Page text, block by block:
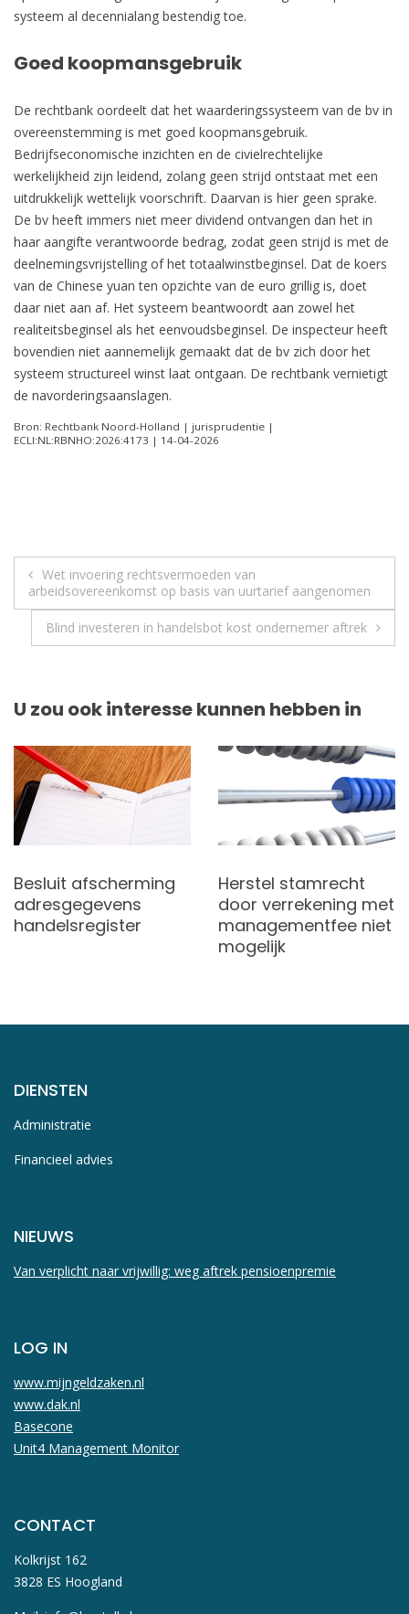
systeem al decennialang bestendig toe.
Goed koopmansgebruik
De rechtbank oordeelt dat het waarderingssysteem van de bv in
overeenstemming is met goed koopmansgebruik.
Bedrijfseconomische inzichten en de civielrechtelijke
werkelijkheid zijn leidend, zolang geen strijd ontstaat met een
uitdrukkelijk wettelijk voorschrift. Daarvan is hier geen sprake.
De bv heeft immers niet meer dividend ontvangen dan het in
haar aangifte verantwoorde bedrag, zodat geen strijd is met de
deelnemingsvrijstelling of het totaalwinstbeginsel. Dat de koers
van de Chinese yuan ten opzichte van de euro grillig is, doet
daar niet aan af. Het systeem beantwoordt aan zowel het
realiteitsbeginsel als het eenvoudsbeginsel. De inspecteur heeft
bovendien niet aannemelijk gemaakt dat de bv zich door het
systeem structureel winst laat ontgaan. De rechtbank vernietigt
de navorderingsaanslagen.
Bron: Rechtbank Noord-Holland | jurisprudentie |
ECLI:NL:RBNHO:2026:4173 | 14-04-2026
Berichtnavigatie
Wet invoering rechtsvermoeden van
arbeidsovereenkomst op basis van uurtarief aangenomen
Blind investeren in handelsbot kost ondernemer aftrek
U zou ook interesse kunnen hebben in
Besluit afscherming
adresgegevens
handelsregister
Herstel stamrecht
door verrekening met
managementfee niet
mogelijk
DIENSTEN
Administratie
Financieel advies
NIEUWS
Van verplicht naar vrijwillig: weg aftrek pensioenpremie
LOG IN
www.mijngeldzaken.nl
www.dak.nl
Basecone
Unit4 Management Monitor
CONTACT
Kolkrijst 162
3828 ES Hoogland